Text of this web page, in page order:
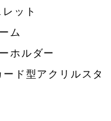
ット
ム
ホルダー
ド型アクリルスタ